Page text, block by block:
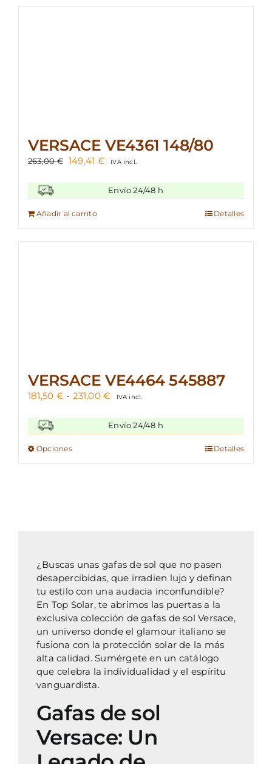
VERSACE VE4361 148/80
263,00€ El
original
era:
263,00 €.
149,41 €El
actual
es:
IVA incl.
Envío 24/48 h
Añadir al carrito Detalles
VERSACE VE4464 545887
181,50 € - 231,00€Rango
precios:
desde
IVA incl.
Envío 24/48 h
OpcionesEste
elegir
en
la
página
de
producto
Detalles
¿Buscas unas gafas de sol que no pasen
desapercibidas, que irradien lujo y definan
tu estilo con una audacia inconfundible?
En Top Solar, te abrimos las puertas a la
exclusiva colección de gafas de sol Versace,
un universo donde el glamour italiano se
fusiona con la protección solar de la más
alta calidad. Sumérgete en un catálogo
que celebra la individualidad y el espíritu
vanguardista.
Gafas de sol
Versace: Un